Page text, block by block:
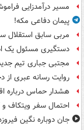
مسیر درآمدزایی
پیمان دفاعی مکه!
مربی سابق استقلال
دستگیری مسئول یک
مجتبی جباری تیم
روایت رسانه عبری از
هشدار حماس درباره
احتمال سفر ویتکاف و
جان دوباره نگین